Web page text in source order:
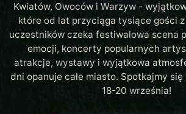
Kwiatów, Owoców i Warzyw -
które od lat przyciąga tysiące gości z
uczestników czeka festiwalowa scena
emocji, koncerty popularnych
atrakcje, wystawy i wyjątkowa
dni opanuje całe miasto. Spotkajmy
18-20 września!